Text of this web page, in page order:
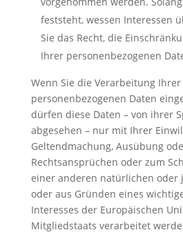
feststeht, wessen Interessen
Sie das Recht, die
Ihrer personenbezogenen
Wenn Sie die Verarbeitung Ihrer
personenbezogenen Daten
dürfen diese Daten – von ihrer
abgesehen – nur mit Ihrer
Geltendmachung, Ausübung
Rechtsansprüchen oder zum
einer anderen natürlichen oder
oder aus Gründen eines
Interesses der Europäischen
Mitgliedstaats verarbeitet